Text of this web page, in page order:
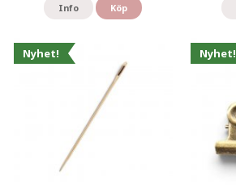
Info Köp
Nyhet! Nyhet!